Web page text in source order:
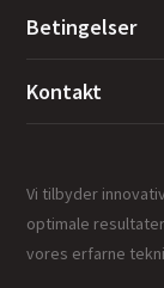
Betingelser
Kontakt
Vi tilbyder
optimale
vores erfarne